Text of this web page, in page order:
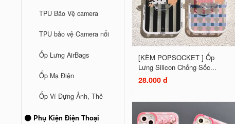
TPU Bảo Vệ camera
TPU bảo vệ Camera nổi
Ốp Lưng AirBags
Ốp Mạ Điện
Ốp Ví Đựng Ảnh, Thẻ
Phụ Kiện Điện Thoại
[KÈM POPSOCKET ] Ốp
Lưng Silicon Chống Sốc...
28.000 đ